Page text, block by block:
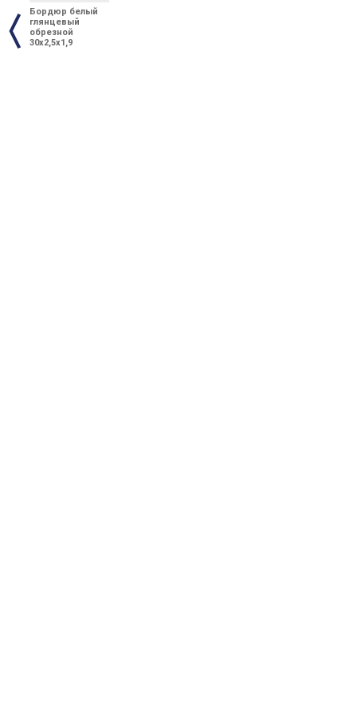
Бордюр белый
глянцевый
обрезной
30x2,5x1,9